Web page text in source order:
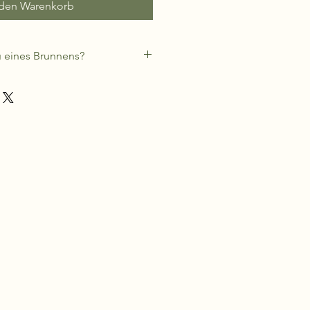
Warenkorb
Brunnens?
am Bau beteiligen